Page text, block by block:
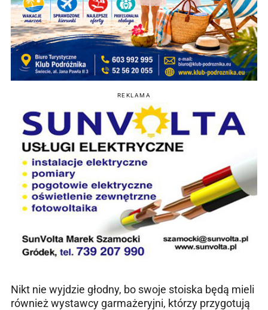
REKLAMA
Nikt nie wyjdzie głodny, bo swoje stoiska będą mieli
również wystawcy garmażeryjni, którzy przygotują